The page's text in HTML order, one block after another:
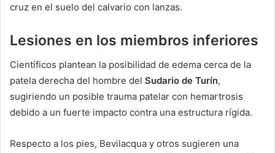
cruz en el suelo del calvario con lanzas.
Lesiones en los miembros inferiores
Científicos plantean la posibilidad de edema cerca de la
patela derecha del hombre del Sudario de Turín,
sugiriendo un posible trauma patelar con hemartrosis
debido a un fuerte impacto contra una estructura rígida.
Respecto a los pies, Bevilacqua y otros sugieren una